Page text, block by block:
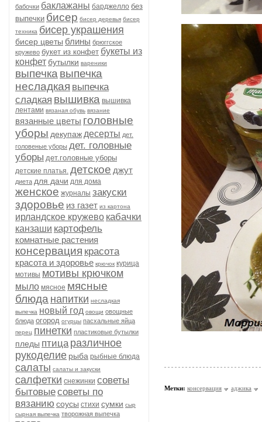
бабочки баклажаны барджелло без
выпечки бисер бисер деревья бисер
техника бисер украшения
бисер цветы блины брюггское
кружево букет из конфет букеты из
конфетбутылки вареники
выпечка выпечка
несладкая выпечка
сладкая вышивка вышивка
лентами вязаная обувь вязание
вязанные цветы головные
уборы декупаж десерты дет.
головеные уборы дет. головные
уборы дет.головные уборы
детские платья. детское джут
диета для дачи для дома
женское журналы закуски
здоровье из газет из картона
ирландское кружево кабачки
канзаши картофель
комнатные растения
консервация красота
красота и здоровье крючок курица
мотивы мотивы крючком
мыло мясное мясные
блюда напитки несладкая
выпечка новый год овощи овощные
блюда огород огурцы пасхальные яйца
перец пинетки пластиковые бутылки
пледы птица различное
рукоделие рыба рыбные блюда
салаты салаты и закуски
салфетки снежинки советы
бытовыесоветы по
вязанию соусы стихи сумки сыр
сырная выпечка творожная выпечка
Метки: консервация аджика